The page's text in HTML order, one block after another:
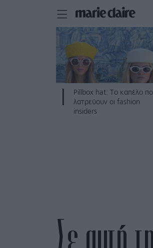
Pillbox hat: Το καπέλο
λατρεύουν οι fashion
insiders